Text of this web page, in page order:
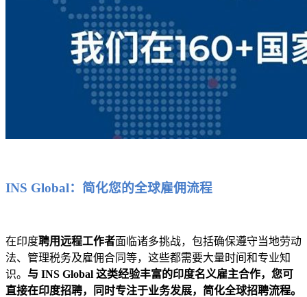
INS Global：简化您的全球雇佣流程
在印度聘用远程工作者面临诸多挑战，包括确保遵守当地劳动
法、管理税务及雇佣合同等，这些都需要大量时间和专业知
识。 与 INS Global 这类经验丰富的印度名义雇主合作，您可
直接在印度招聘，同时专注于业务发展，简化全球招聘流程。